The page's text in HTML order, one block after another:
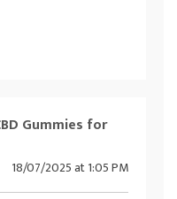
Gummies for
18/07/2025 at 1:05 PM